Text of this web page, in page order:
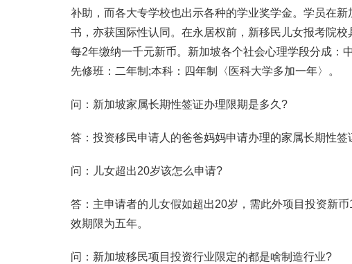
补助，而各大专学校也出示各种的学业奖学金。学员在
书，亦获国际性认同。在永居权前，新移民儿女报考院
每2年缴纳一千元新币。新加坡各个社会心理学段分成：
先修班：二年制;本科：四年制〈医科大学多加一年〉。
问：新加坡家属长期性签证办理限期是多久?
答：投资移民申请人的爸爸妈妈申请办理的家属长期性签
问：儿女超出20岁该怎么申请?
答：主申请者的儿女假如超出20岁，需此外项目投资新
效期限为五年。
问：新加坡移民项目投资行业限定的都是啥制造行业?